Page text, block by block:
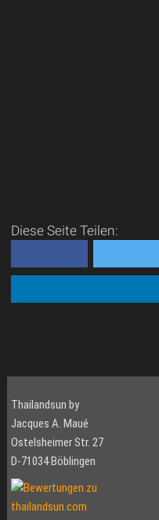
Diese Seite Teilen:
Thailandsun by
Jacques A. Maué
Ostelsheimer Str. 27
D-71034 Böblingen